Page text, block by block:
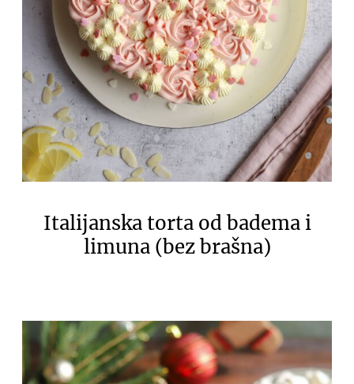
Italijanska torta od badema i
limuna (bez brašna)